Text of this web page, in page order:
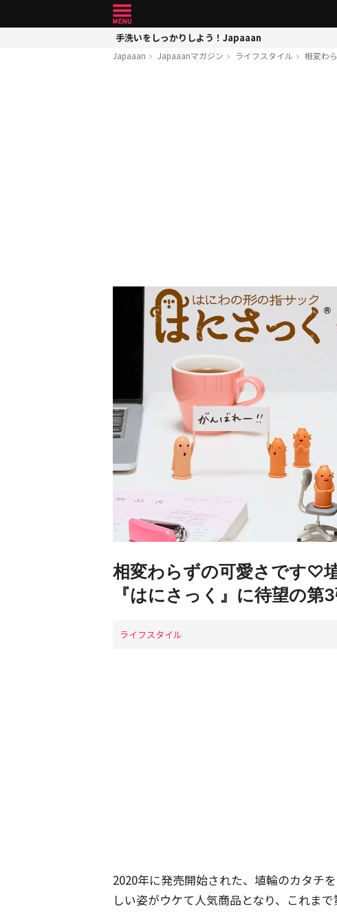
手洗いをしっかりしよう！Japaaan
Japaaan Japaaanマガジン ライフスタイル 相変わ
相変わらずの可愛さです♡
『はにさっく』に待望の第
ライフスタイル
2020年に発売開始された、埴輪のカタチ
しい姿がウケて人気商品となり、これまで